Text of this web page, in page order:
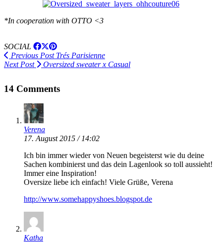
*In cooperation with OTTO <3
SOCIAL
Previous PostTrés Parisienne
Next Post
Oversized sweater x Casual
14 Comments
Verena
17. August 2015 / 14:02
Ich bin immer wieder von Neuen begeisterst wie du deine
Sachen kombinierst und das dein Lagenlook so toll aussieht!
Immer eine Inspiration!
Oversize liebe ich einfach! Viele Grüße, Verena
http://www.somehappyshoes.blogspot.de
Katha